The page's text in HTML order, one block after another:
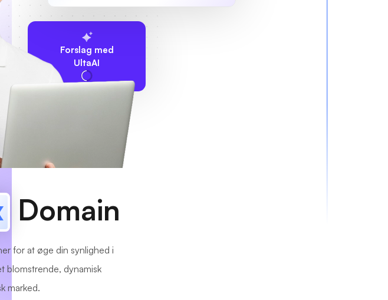
Forslag med
UltaAI
Domain
for at øge din synlighed i
blomstrende, dynamisk
marked.